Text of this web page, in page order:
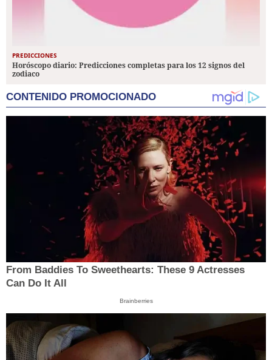
PREDICCIONES
Horóscopo diario: Predicciones completas para los 12 signos del
zodiaco
CONTENIDO PROMOCIONADO
From Baddies To Sweethearts: These 9 Actresses
Can Do It All
Brainberries